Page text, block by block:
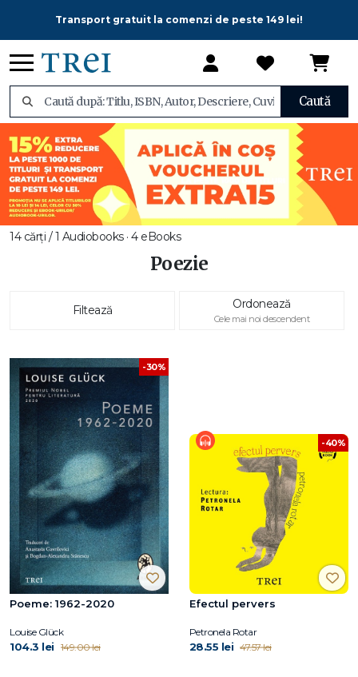
Transport gratuit la comenzi de peste 149 lei!
Caută
14 cărți / 1 Audiobooks · 4 eBooks
Poezie
Filtează Ordonează
Cele mai noi descendent
-30%
Poeme: 1962-2020
Louise Glück
104.3 lei 149.00 lei
-40%
Efectul pervers
Petronela Rotar
28.55 lei 47.57 lei